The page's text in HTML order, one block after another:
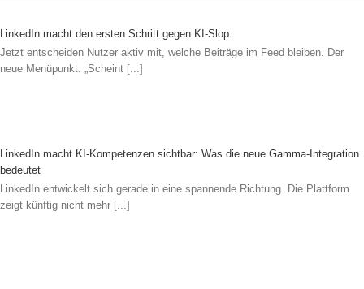
LinkedIn macht den ersten Schritt gegen KI-Slop.
Jetzt entscheiden Nutzer aktiv mit, welche Beiträge im Feed bleiben. Der
neue Menüpunkt: „Scheint [...]
LinkedIn macht KI-Kompetenzen sichtbar: Was die neue Gamma-Integration
bedeutet
LinkedIn entwickelt sich gerade in eine spannende Richtung. Die Plattform
zeigt künftig nicht mehr [...]